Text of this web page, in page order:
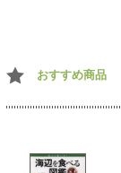
おすすめ商品